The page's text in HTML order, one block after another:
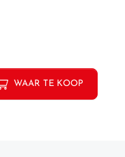
WAAR TE KOOP